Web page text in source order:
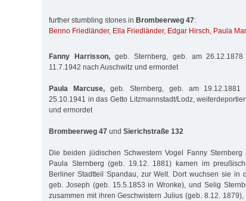
further stumbling stones in Brombeerweg 47:
Benno Friedländer, Ella Friedländer, Edgar Hirsch, Paula
Fanny Harrisson,geb. Sternberg, geb. am
11.7.1942 nach Auschwitz und ermordet
Paula Marcuse,geb. Sternberg, geb. am 19.12.1881
25.10.1941 in das Getto Litzmannstadt/Lodz,
und ermordet
Brombeerweg 47 und Sierichstraße 132
Die beiden jüdischen Schwestern Vogel Fanny
Paula Sternberg (geb. 19.12. 1881) kamen im
Berliner Stadtteil Spandau, zur Welt. Dort wuchsen sie in
geb. Joseph (geb. 15.5.1853 in Wronke), und Selig
zusammen mit ihren Geschwistern Julius (geb. 8.12.